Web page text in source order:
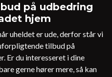
på udbedring
hjem
uheldet er ude, derfor står vi
tilbud på
Er du interesseret i dine
gerne hører mere, så kan